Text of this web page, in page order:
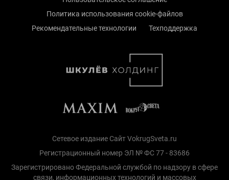
Политика использования cookie-файлов
Рекомендательные технологии
Техподдержка
Сетевое издание Сайт VokrugSveta.ru
Регистрационный номер ЭЛ № ФС 77 - 83686
Зарегистрировано Федеральной службой по надзору в сфере
связи, информационных технологий и массовых